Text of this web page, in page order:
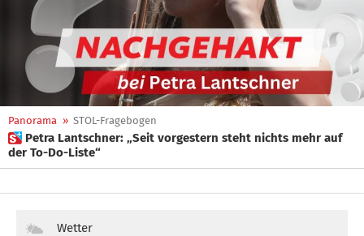
Panorama » STOL-Fragebogen
 Petra Lantschner: „Seit vorgestern steht nichts mehr auf
der To-Do-Liste“
Wetter